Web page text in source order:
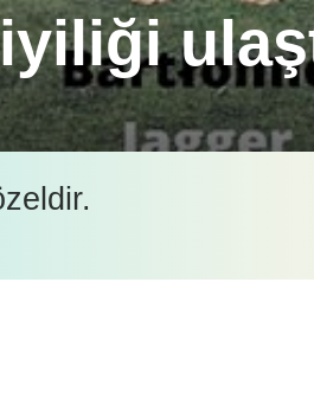
bir üzüntüye boğan
sarılabilmesine